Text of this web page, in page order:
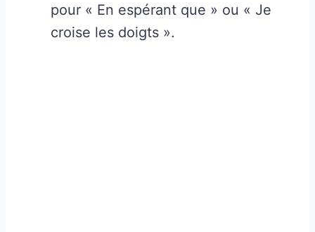
pour « En espérant que » ou « Je
croise les doigts ».